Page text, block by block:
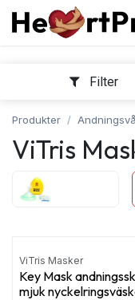
Hoppa till innehållet
Filter
Produkter
ViTris
ViTris Masker
Key Mask
mjuk